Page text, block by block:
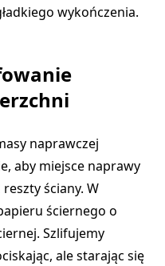
wykończenia.
naprawczej
aby miejsce naprawy
ściany. W
ściernego o
Szlifujemy
ale starając się